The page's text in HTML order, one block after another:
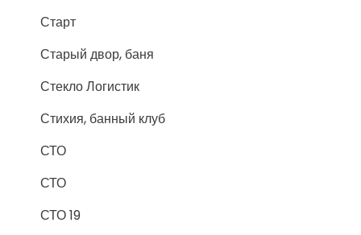
Старт
Старый двор, баня
Стекло Логистик
Стихия, банный клуб
СТО
СТО
СТО 19